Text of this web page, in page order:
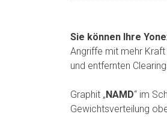
Sie können Ihre
Angriffe mit mehr
und entfernten
Graphit „ NAMD“ im
Gewichtsverteilung